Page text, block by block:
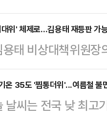
간의…
이 곧바로 현장에
착해 운전석에서 의
전석 유리를 깨고
히 새 정부 출범 이
자리를 둘러싼 경쟁
) 코스피 시가총액
차 ▲두산에너빌리
스페이스가 11거
어로스페이스는 글
위' 체제로…김용태 재등판 가
태 비상대책위원
비상대책위원장
비대위원장의 당권
위원장이 임기 마지
온 35도 '찜통더위'...여름철 불
날씨는 전국 낮 최